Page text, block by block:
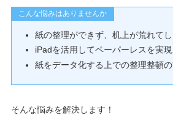
こんな悩みはありませんか
紙の整理ができず、机上が荒れて
iPadを活用してペーパーレスを実
紙をデータ化する上での整理整頓
そんな悩みを解決します！